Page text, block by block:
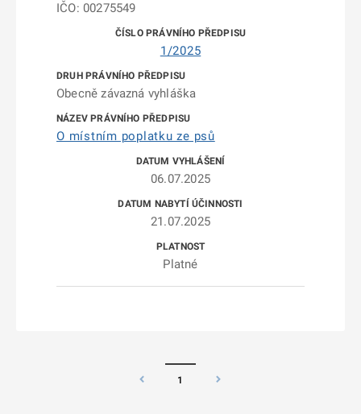
IČO: 00275549
1/2025
Obecně závazná vyhláška
O místním poplatku ze psů
06.07.2025
21.07.2025
Platné
1